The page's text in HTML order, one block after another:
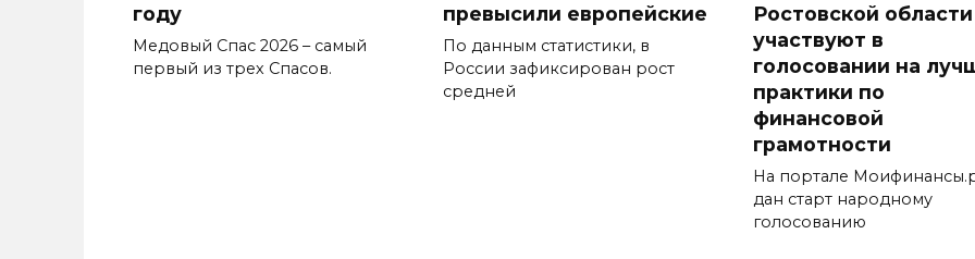
году
Медовый Спас 2026 – самый
первый из трех Спасов.
превысили европейские
По данным статистики, в
России зафиксирован рост
средней
Ростовской области
участвуют в
голосовании на
практики по
финансовой
грамотности
На портале
дан старт народному
голосованию